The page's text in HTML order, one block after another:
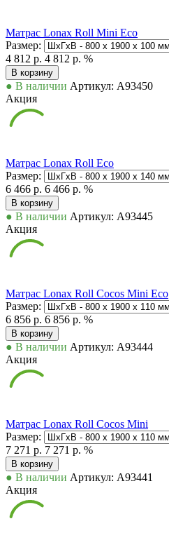
Матрас Lonax Roll Mini Eco
Размер:
4 812 р. 4 812 р. %
В корзину
● В наличии Артикул: А93450
Акция
Матрас Lonax Roll Eco
Размер:
6 466 р. 6 466 р. %
В корзину
● В наличии Артикул: А93445
Акция
Матрас Lonax Roll Cocos Mini Eco
Размер:
6 856 р. 6 856 р. %
В корзину
● В наличии Артикул: А93444
Акция
Матрас Lonax Roll Cocos Mini
Размер:
7 271 р. 7 271 р. %
В корзину
● В наличии Артикул: А93441
Акция